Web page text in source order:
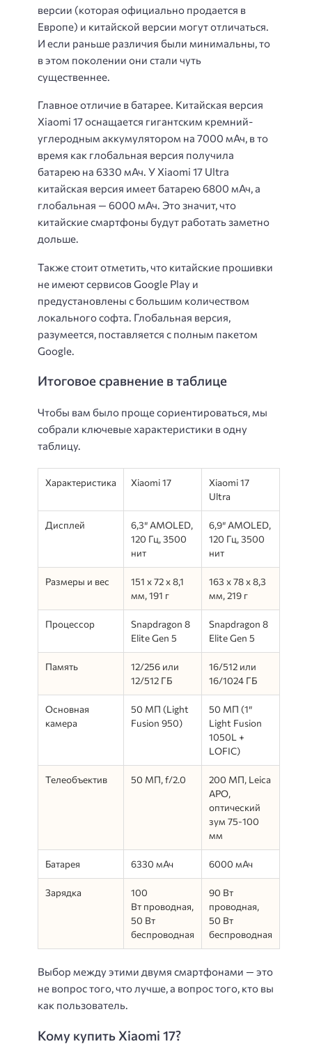
версии (которая официально продается в
Европе) и китайской версии могут отличаться.
И если раньше различия были минимальны, то
в этом поколении они стали чуть
существеннее.
Главное отличие в батарее. Китайская версия
Xiaomi 17 оснащается гигантским кремний-
углеродным аккумулятором на 7000 мАч, в то
время как глобальная версия получила
батарею на 6330 мАч. У Xiaomi 17 Ultra
китайская версия имеет батарею 6800 мАч, а
глобальная — 6000 мАч. Это значит, что
китайские смартфоны будут работать заметно
дольше.
Также стоит отметить, что китайские прошивки
не имеют сервисов Google Play и
предустановлены с большим количеством
локального софта. Глобальная версия,
разумеется, поставляется с полным пакетом
Google.
Итоговое сравнение в таблице
Чтобы вам было проще сориентироваться, мы
собрали ключевые характеристики в одну
таблицу.
Характеристика Xiaomi 17
Xiaomi 17
Ultra
Дисплей
6,3″ AMOLED,
120 Гц, 3500
нит
6,9″ AMOLED,
120 Гц, 3500
нит
Размеры и вес
151 x 72 x 8,1
мм, 191 г
163 x 78 x 8,3
мм, 219 г
Процессор
Snapdragon 8
Elite Gen 5
Snapdragon 8
Elite Gen 5
Память
12/256 или
12/512 ГБ
16/512 или
16/1024 ГБ
Основная
камера
50 МП (Light
Fusion 950)
50 МП (1″
Light Fusion
1050L +
LOFIC)
Телеобъектив 50 МП, f/2.0
200 МП, Leica
APO,
оптический
зум 75-100
мм
Батарея 6330 мАч 6000 мАч
Зарядка
100
Вт проводная,
50 Вт
беспроводная
90 Вт
проводная,
50 Вт
беспроводная
Выбор между этими двумя смартфонами — это
не вопрос того, что лучше, а вопрос того, кто вы
как пользователь.
Кому купить Xiaomi 17?